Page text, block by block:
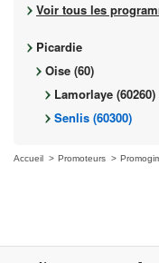
Voir tous les
Picardie
Oise (60)
Lamorlaye (60260)
Senlis (60300)
Accueil Promoteurs